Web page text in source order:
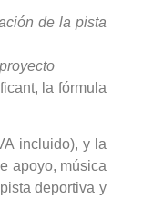
de la pista
la fórmula
incluido), y la
apoyo, música
deportiva y